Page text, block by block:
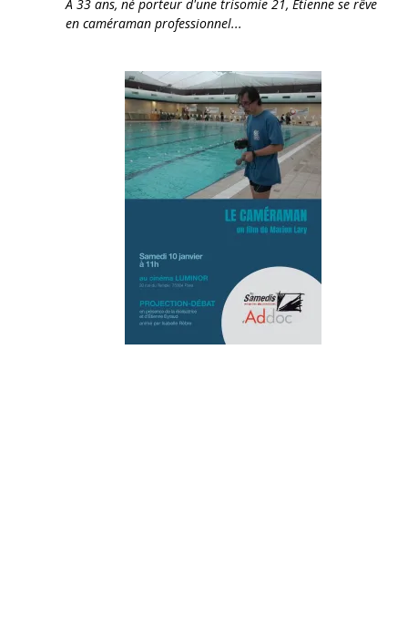
À 33 ans, né porteur d'une trisomie 21, Étienne se rêve
en caméraman professionnel...